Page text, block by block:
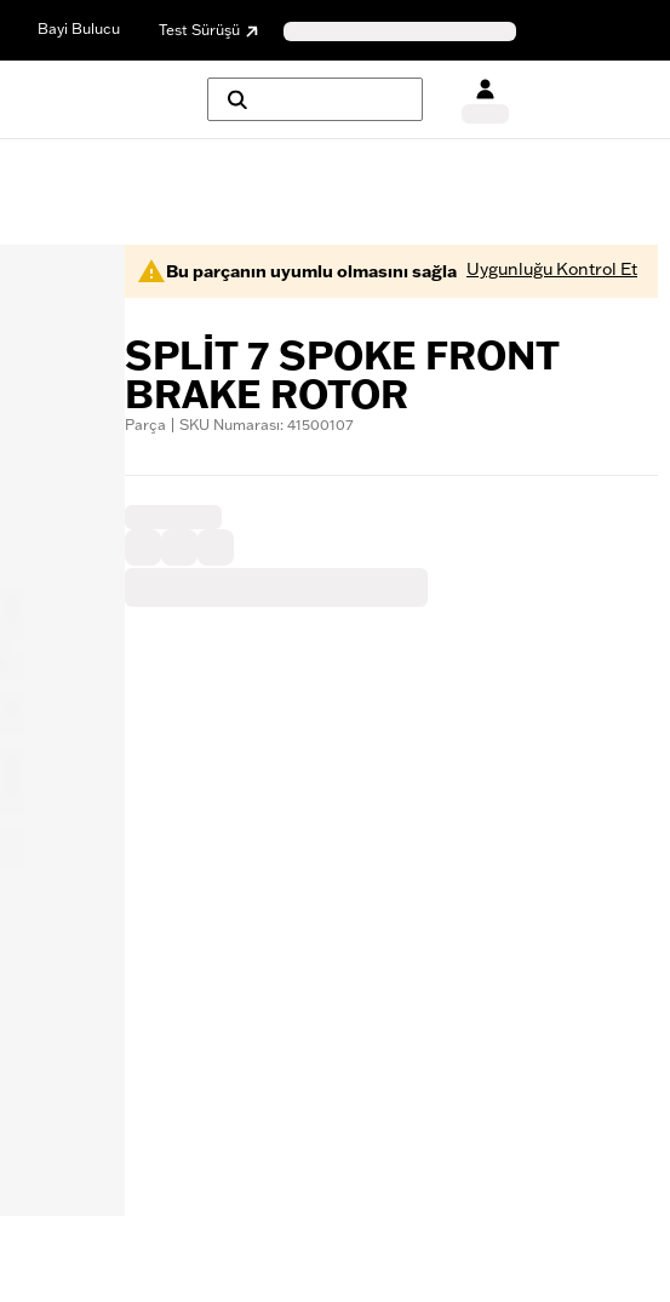
Bayi Bulucu Test Sürüşü
Bu parçanın uyumlu olmasını sağla Uygunluğu Kontrol Et
SPLIT 7 SPOKE FRONT
BRAKE ROTOR
Parça | SKU Numarası: 41500107